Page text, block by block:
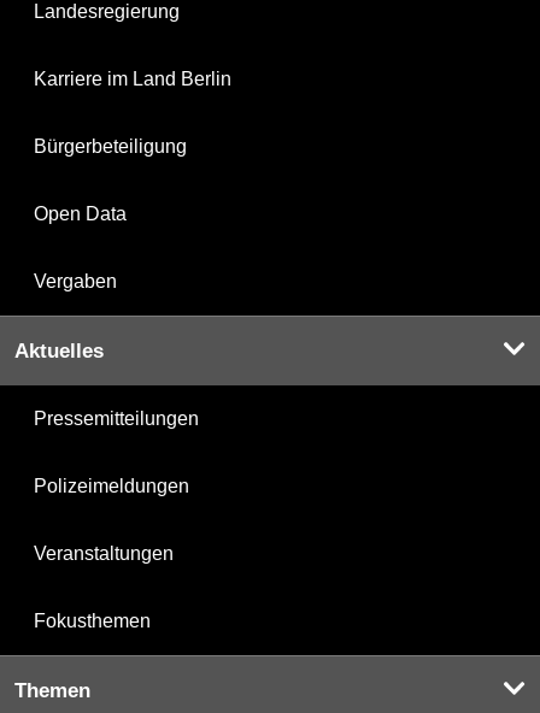
Landesregierung
Karriere im Land Berlin
Bürgerbeteiligung
Open Data
Vergaben
Aktuelles
Pressemitteilungen
Polizeimeldungen
Veranstaltungen
Fokusthemen
Themen